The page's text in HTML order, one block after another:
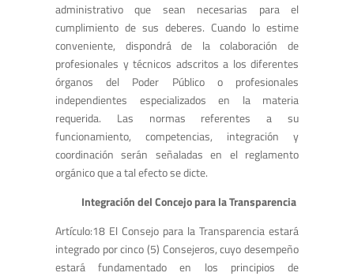
administrativo que sean necesarias para el
cumplimiento de sus deberes. Cuando lo estime
conveniente, dispondrá de la colaboración de
profesionales y técnicos adscritos a los diferentes
órganos del Poder Público o profesionales
independientes especializados en la materia
requerida. Las normas referentes a su
funcionamiento, competencias, integración y
coordinación serán señaladas en el reglamento
orgánico que a tal efecto se dicte.
Integración del Concejo para la Transparencia
Artículo:18 El Consejo para la Transparencia estará
integrado por cinco (5) Consejeros, cuyo desempeño
estará fundamentado en los principios de